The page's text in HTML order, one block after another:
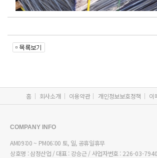
홈 회사소개 이용약관 개인정보보호정책 이
COMPANY INFO
AM09:00 ~ PM06:00 토, 일, 공휴일휴무
상호명 : 삼정산업 / 대표 : 강승근 / 사업자번호 : 226-03-